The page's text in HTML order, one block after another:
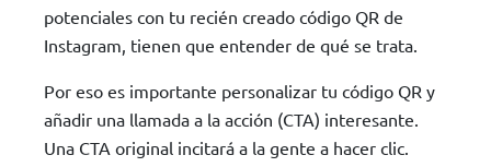
potenciales con tu recién creado código QR de
Instagram, tienen que entender de qué se trata.
Por eso es importante personalizar tu código QR y
añadir una llamada a la acción (CTA) interesante.
Una CTA original incitará a la gente a hacer clic.